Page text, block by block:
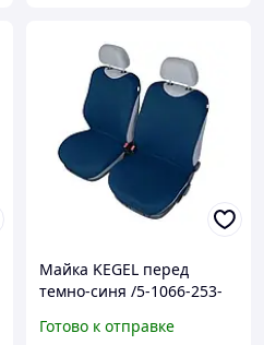
Майка KEGEL перед
темно-синя /5-1066-253-
Готово к отправке